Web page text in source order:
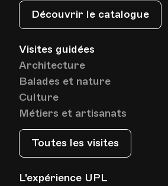
Découvrir le catalogue
Visites guidées
Architecture
Balades et nature
Culture
Métiers et artisanats
Toutes les visites
L'expérience UPL